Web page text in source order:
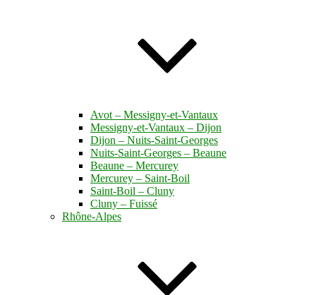
Avot – Messigny-et-Vantaux
Messigny-et-Vantaux – Dijon
Dijon – Nuits-Saint-Georges
Nuits-Saint-Georges – Beaune
Beaune – Mercurey
Mercurey – Saint-Boil
Saint-Boil – Cluny
Cluny – Fuissé
Rhône-Alpes